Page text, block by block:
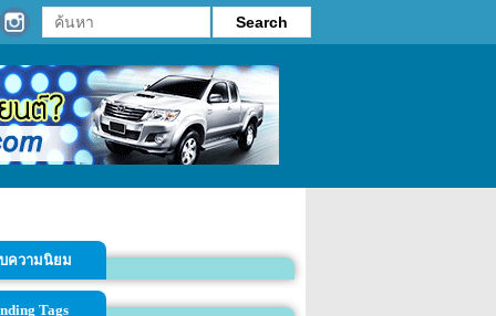
ความนิยม
Tags